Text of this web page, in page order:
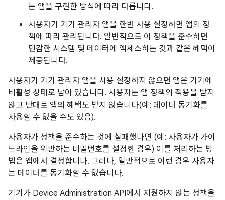
는 앱을 구현한 방식에 따라 다릅니다.
사용자가 기기 관리자 앱을 한번 사용 설정하면 앱의 정
책에 따라 관리됩니다. 일반적으로 이 정책을 준수하면
민감한 시스템 및 데이터에 액세스하는 것과 같은 혜택이
제공됩니다.
사용자가 기기 관리자 앱을 사용 설정하지 않으면 앱은 기기에
비활성 상태로 남아 있습니다. 사용자는 앱 정책의 적용을 받지
않고 반대로 앱의 혜택도 받지 않습니다(예: 데이터 동기화를
사용할 수 없을 수도 있음).
사용자가 정책을 준수하는 것에 실패했다면 (예: 사용자가 가이
드라인을 위반하는 비밀번호를 설정한 경우) 이를 처리하는 방
법은 앱에서 결정합니다. 그러나, 일반적으로 이런 경우 사용자
는 데이터를 동기화할 수 없습니다.
기기가 Device Administration API에서 지원하지 않는 정책을